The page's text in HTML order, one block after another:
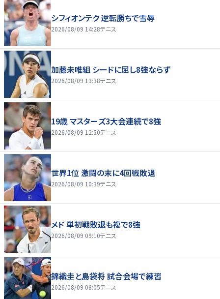
シフィオンテク 逆転勝ちで雪辱
2026/08/09 14:28テニス
加藤未唯組 シードに屈し8強ならず
2026/08/09 13:38テニス
19歳 マスターズ3大会連続で8強
2026/08/09 12:50テニス
世界1位 激闘の末に4回戦敗退
2026/08/09 10:39テニス
メド 単初戦敗退も複で8強
2026/08/09 09:10テニス
錦織圭と島袋将 試合会場で練習
2026/08/09 08:05テニス